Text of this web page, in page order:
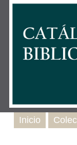
Inicio